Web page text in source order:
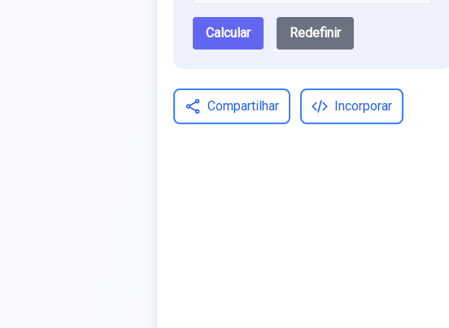
Calcular Redefinir
Compartilhar Incorporar